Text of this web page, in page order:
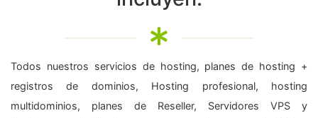
Todos nuestros servicios de hosting, planes de hosting +
registros de dominios, Hosting profesional, hosting
multidominios, planes de Reseller, Servidores VPS y